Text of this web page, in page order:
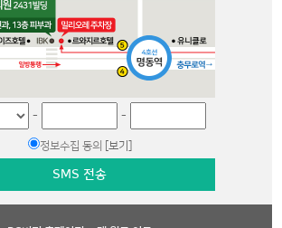
- -
정보수집 동의 [보기]
SMS 전송